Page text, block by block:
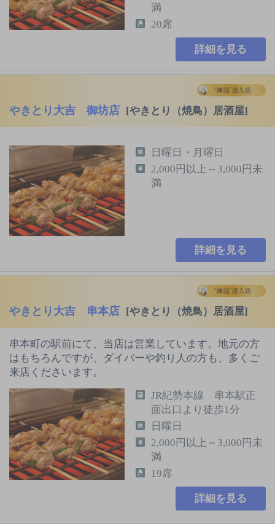
満
20席
詳細を見る
やきとり大吉 御坊店 [やきとり（焼鳥）居酒屋]
日曜日・月曜日
2,000円以上～3,000円未
満
詳細を見る
やきとり大吉 串本店 [やきとり（焼鳥）居酒屋]
串本町の駅前にて、当店は営業しています。地元の方
はもちろんですが、ダイバーや釣り人の方も、多くご
来店くださいます。
JR紀勢本線 串本駅正
面出口より徒歩1分
日曜日
2,000円以上～3,000円未
満
19席
詳細を見る